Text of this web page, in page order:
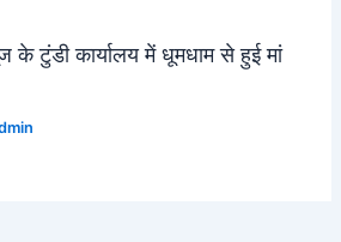
के टुंडी कार्यालय में धूमधाम से हुई मां